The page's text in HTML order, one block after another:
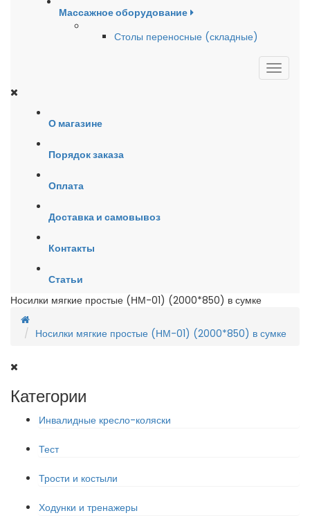
Массажное оборудование
Столы переносные (складные)
О магазине
Порядок заказа
Оплата
Доставка и самовывоз
Контакты
Статьи
Носилки мягкие простые (НМ-01) (2000*850) в сумке
Носилки мягкие простые (НМ-01) (2000*850) в сумке
Категории
Инвалидные кресло-коляски
Тест
Трости и костыли
Ходунки и тренажеры